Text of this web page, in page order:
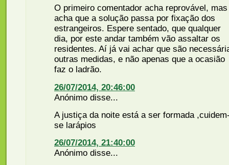
O primeiro comentador acha reprovável, mas
acha que a solução passa por fixação dos
estrangeiros. Espere sentado, que qualquer
dia, por este andar também vão assaltar os
residentes. Aí já vai achar que são
outras medidas, e não apenas que a ocasião
faz o ladrão.
26/07/2014, 20:46:00
Anónimo disse...
A justiça da noite está a ser formada
se larápios
26/07/2014, 21:40:00
Anónimo disse...